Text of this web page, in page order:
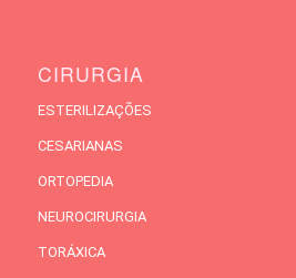
CIRURGIA
ESTERILIZAÇÕES
CESARIANAS
ORTOPEDIA
NEUROCIRURGIA
TORÁXICA